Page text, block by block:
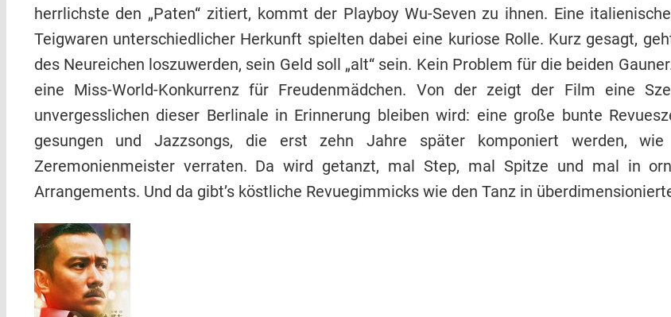
herrlichste den „Paten“ zitiert, kommt der Playboy Wu-Seven zu ihnen. Eine
Teigwaren unterschiedlicher Herkunft spielten dabei eine kuriose Rolle. Kurz gesagt,
des Neureichen loszuwerden, sein Geld soll „alt“ sein. Kein Problem für die beiden
eine Miss-World-Konkurrenz für Freudenmädchen. Von der zeigt der Film eine
unvergesslichen dieser Berlinale in Erinnerung bleiben wird: eine große bunte
gesungen und Jazzsongs, die erst zehn Jahre später komponiert werden,
Zeremonienmeister verraten. Da wird getanzt, mal Step, mal Spitze und mal in
Arrangements. Und da gibt’s köstliche Revuegimmicks wie den Tanz in